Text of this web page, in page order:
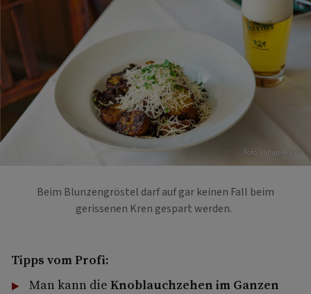
Foto: Philipp Horak
Beim Blunzengröstel darf auf gar keinen Fall beim
gerissenen Kren gespart werden.
Tipps vom Profi:
Man kann die Knoblauchzehen im Ganzen